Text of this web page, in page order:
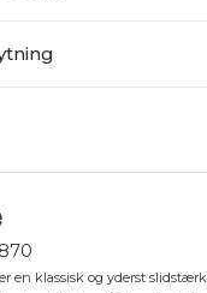
en klassisk og yderst